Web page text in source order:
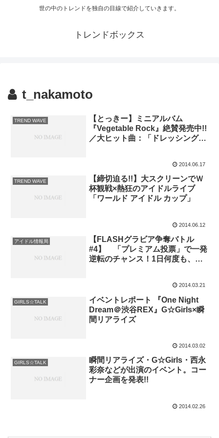
世の中のトレンドを独自の目線で紹介していきます。
トレンドボックス
t_nakamoto
TREND WAVE
【とっきー】ミニアルバム
『Vegetable Rock』絶賛発売中!!
／大ヒット曲：「ドレッシング狂
2014.06.17
TREND WAVE
【締切迫る!!】大スクリーンでＷ
杯観戦×熱狂のアイドルライブ
「ワールド アイドル カップ」
2014.06.12
アイドル情報局
【FLASHグラビア争奪バトル
#4】 「プレミアム投票」で一発
逆転のチャンス！1日何度も、ア
2014.03.21
GIRLS☆TALK
イベントレポート 『One Night
Dream＠渋谷REX』G☆Girls×瞬
間リアライズ
2014.03.02
GIRLS☆TALK
瞬間リアライズ・G☆Girls・西永
彩奈などが出演のイベント。コー
ナー企画を発表!!
2014.02.26